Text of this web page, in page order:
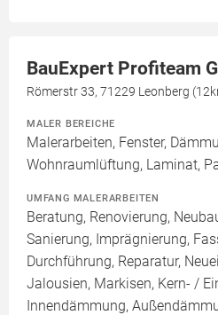
BauExpert Profiteam
Römerstr 33, 71229 Leonberg
MALER BEREICHE
Malerarbeiten, Fenster,
Wohnraumlüftung, Laminat,
UMFANG MALERARBEITEN
Beratung, Renovierung,
Sanierung, Imprägnierung,
Durchführung, Reparatur,
Jalousien, Markisen, Kern- /
Innendämmung,